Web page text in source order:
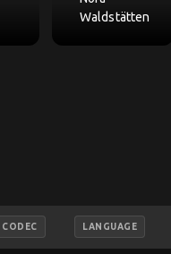
Waldstätten
CODEC LANGUAGE